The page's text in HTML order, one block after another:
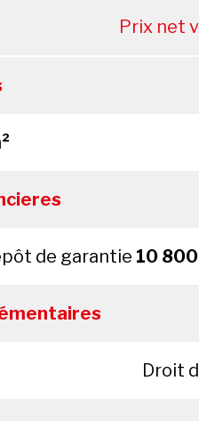
Prix net
de garantie 10
Droit